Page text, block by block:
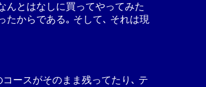
んとはなしに買ってやってみた
たからである｡ そして､ それは現
ースがそのまま残ってたり､ テ